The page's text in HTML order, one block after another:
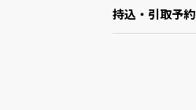
持込・引取予約